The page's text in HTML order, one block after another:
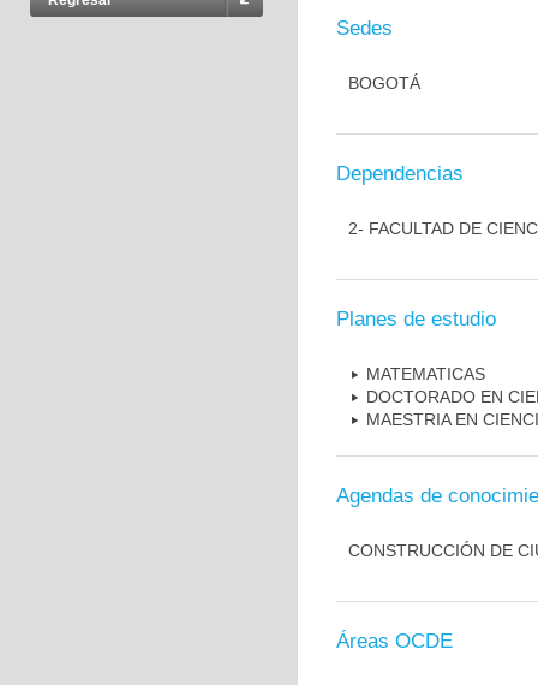
Sedes
BOGOTÁ
Dependencias
2- FACULTAD DE
Planes de estudio
MATEMATICAS
DOCTORADO EN
MAESTRIA EN
Agendas de
CONSTRUCCIÓN DE
Áreas OCDE